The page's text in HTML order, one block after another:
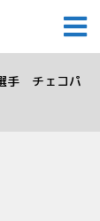
手 チェコパ